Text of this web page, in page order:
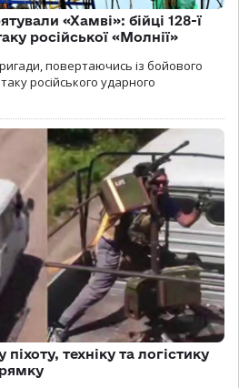
«Хамві»: бійці 128-ї
російської «Молнії»
повертаючись із бойового
російського ударного
техніку та логістику